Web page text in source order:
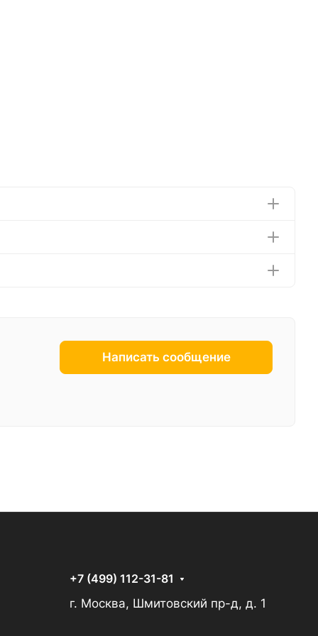
Написать сообщение
+7 (499) 112-31-81
г. Москва, Шмитовский пр-д, д. 1